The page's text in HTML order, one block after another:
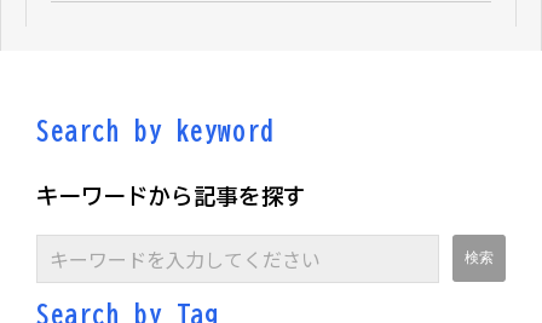
Search by keyword
キーワードから記事を探す
Search by Tag